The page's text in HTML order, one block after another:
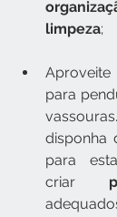
limpeza;
Aproveite
para
disponha
para
criar